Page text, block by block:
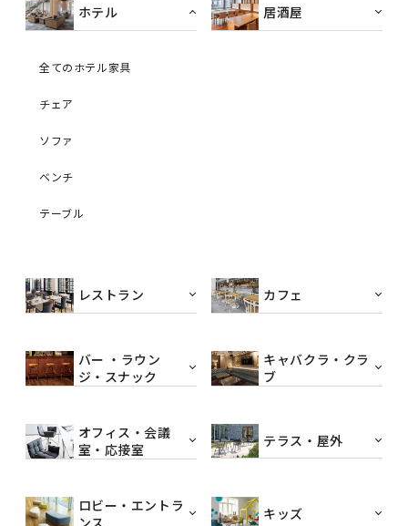
ホテル
全てのホテル家具
チェア
ソファ
ベンチ
テーブル
居酒屋
レストラン カフェ
バー ・ラウン
ジ・スナック
キャバクラ・クラ
ブ
オフィス・会議
室・応接室
テラス・屋外
ロビー・エントラ
ンス
キッズ